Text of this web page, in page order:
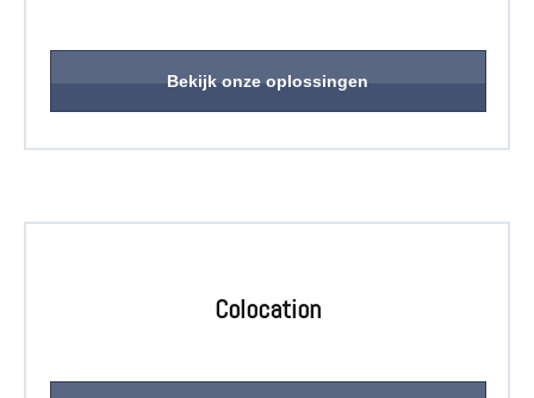
Bekijk onze oplossingen
Colocation